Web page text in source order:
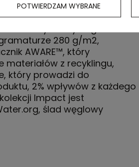
krój, okrągły dekolt, długie
bawełny z recyklingu i w 70%
280 g/m2,
AWARE™, który
z recyklingu,
który prowadzi do
2% wpływów z każdego
Impact jest
ślad węglowy
POTWIERDZAM WYBRANE